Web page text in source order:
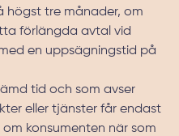
högst tre månader, om
förlängda avtal vid
en uppsägningstid på
tid och som avser
eller tjänster får endast
konsumenten när som